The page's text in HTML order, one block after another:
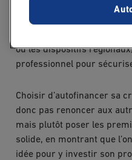
des outils essentiels. C’est
complété, dès que
ou les dispositifs
professionnel pour
Choisir d’autofinancer sa
donc pas renoncer aux
mais plutôt poser les
solide, en montrant que
idée pour y investir son